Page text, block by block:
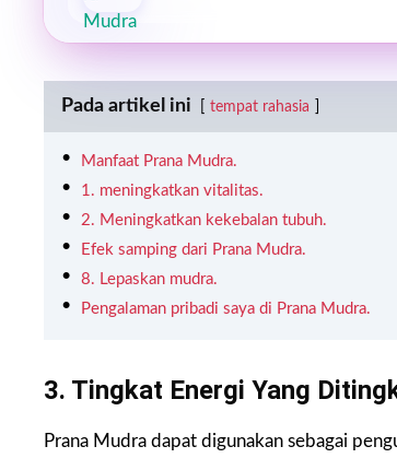
Pada artikel ini tempat rahasia
Manfaat Prana Mudra.
1. meningkatkan vitalitas.
2. Meningkatkan kekebalan tubuh.
Efek samping dari Prana Mudra.
8. Lepaskan mudra.
Pengalaman pribadi saya di Prana Mudra.
3. Tingkat Energi Yang
Prana Mudra dapat digunakan sebagai